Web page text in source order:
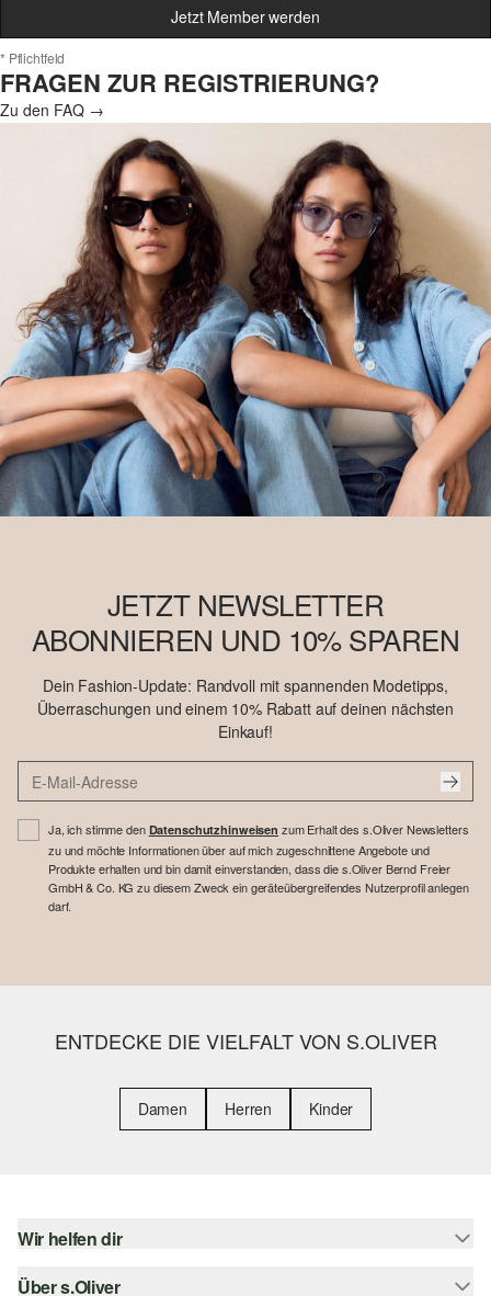
Jetzt Member werden
* Pflichtfeld
FRAGEN ZUR REGISTRIERUNG?
Zu den FAQ →
JETZT NEWSLETTER
ABONNIEREN UND 10% SPAREN
Dein Fashion-Update: Randvoll mit spannenden Modetipps,
Überraschungen und einem 10% Rabatt auf deinen nächsten
Einkauf!
Ja, ich stimme den Datenschutzhinweisen zum Erhalt des s.Oliver Newsletters
zu und möchte Informationen über auf mich zugeschnittene Angebote und
Produkte erhalten und bin damit einverstanden, dass die s.Oliver Bernd Freier
GmbH & Co. KG zu diesem Zweck ein geräteübergreifendes Nutzerprofil anlegen
darf.
ENTDECKE DIE VIELFALT VON S.OLIVER
Damen Herren Kinder
Wir helfen dir
Hilfe & FAQ
Über s.Oliver